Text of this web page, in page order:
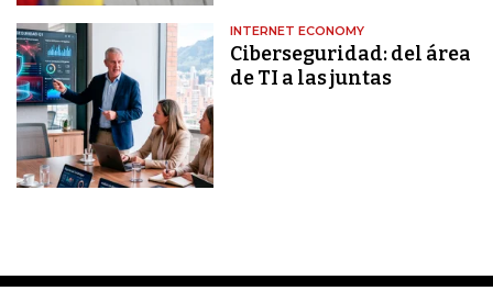
INTERNET ECONOMY
Ciberseguridad: del área
de TI a las juntas